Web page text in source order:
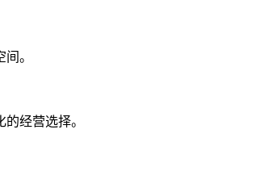
。
经营选择。